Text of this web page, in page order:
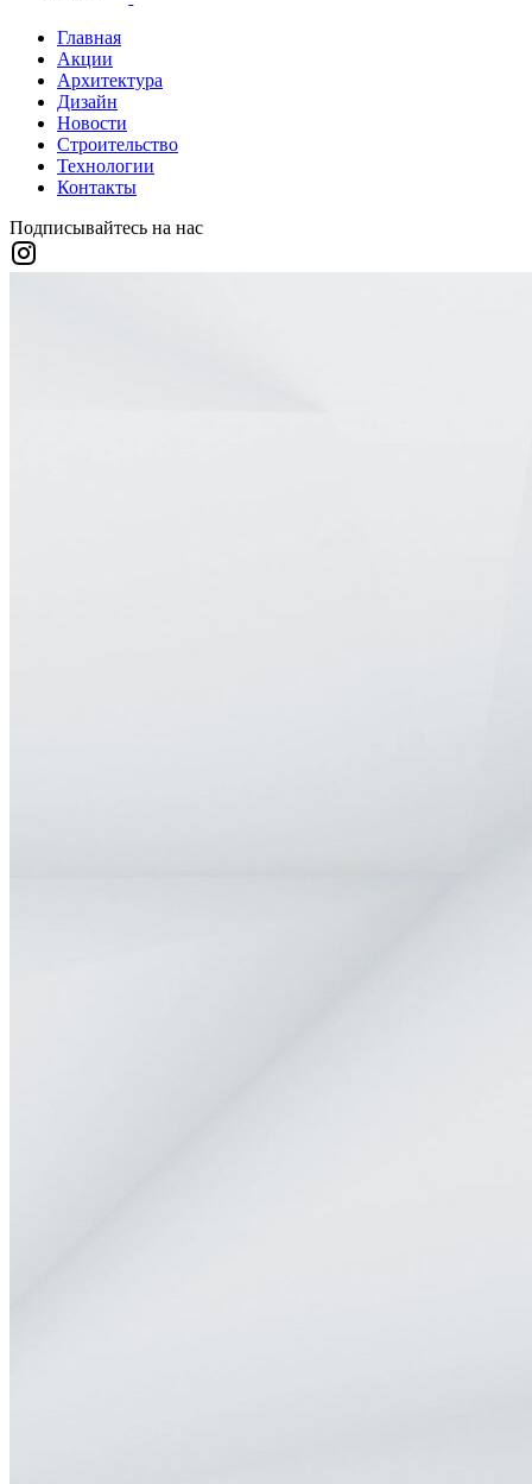
Главная
Акции
Архитектура
Дизайн
Новости
Строительство
Технологии
Контакты
Подписывайтесь на нас